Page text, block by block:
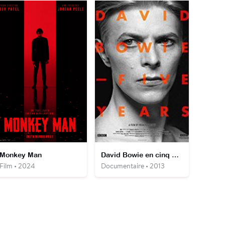
Man
• 2024
David Bowie en cinq actes
Documentaire • 2013